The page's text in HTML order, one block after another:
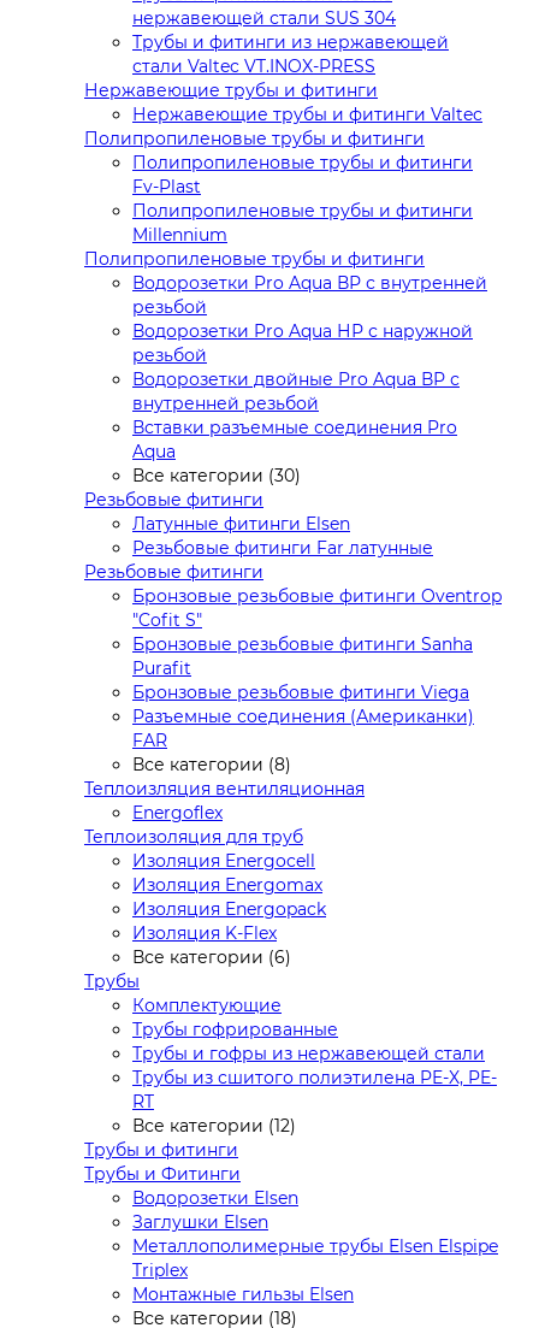
нержавеющей стали SUS 304
Трубы и фитинги из нержавеющей
стали Valtec VT.INOX-PRESS
Нержавеющие трубы и фитинги
Нержавеющие трубы и фитинги Valtec
Полипропиленовые трубы и фитинги
Полипропиленовые трубы и фитинги
Fv-Plast
Полипропиленовые трубы и фитинги
Millennium
Полипропиленовые трубы и фитинги
Водорозетки Pro Aqua ВР с внутренней
резьбой
Водорозетки Pro Aqua НР с наружной
резьбой
Водорозетки двойные Pro Aqua ВР с
внутренней резьбой
Вставки разъемные соединения Pro
Aqua
Все категории (30)
Резьбовые фитинги
Латунные фитинги Elsen
Резьбовые фитинги Far латунные
Резьбовые фитинги
Бронзовые резьбовые фитинги Oventrop
"Cofit S"
Бронзовые резьбовые фитинги Sanha
Purafit
Бронзовые резьбовые фитинги Viega
Разъемные соединения (Американки)
FAR
Все категории (8)
Теплоизляция вентиляционная
Energoflex
Теплоизоляция для труб
Изоляция Energocell
Изоляция Energomax
Изоляция Energopack
Изоляция K-Flex
Все категории (6)
Трубы
Комплектующие
Трубы гофрированные
Трубы и гофры из нержавеющей стали
Трубы из сшитого полиэтилена PE-X, PE-
RT
Все категории (12)
Трубы и фитинги
Трубы и Фитинги
Водорозетки Elsen
Заглушки Elsen
Металлополимерные трубы Elsen Elspipe
Triplex
Монтажные гильзы Elsen
Все категории (18)